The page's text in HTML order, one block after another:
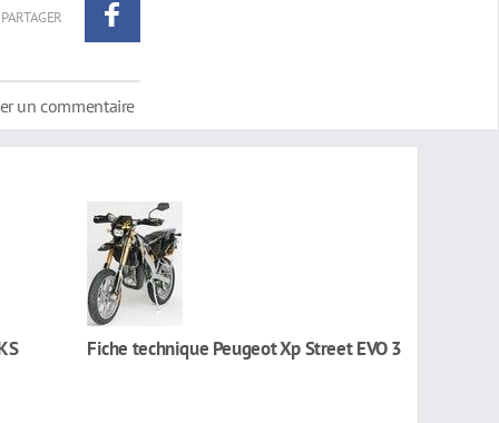
un commentaire
Fiche technique Peugeot Xp Street EVO 3